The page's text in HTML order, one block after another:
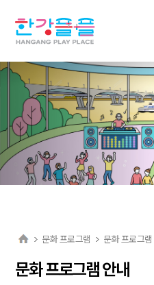
문화 프로그램 문화 프로그
문화 프로그램 안내